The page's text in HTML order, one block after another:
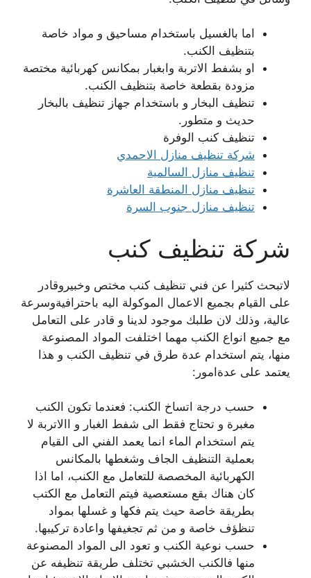
اما بالغسيل باستخدام مساحيق و مواد خاصة
بتنظيف الكنب.
او بشفط الاتربة وابغبار بمكانس كهربائية مختصة
مزودة بقطعة خاصة بتنظيف الكنب.
تنظيف البخار و باستخدام جهاز تنظيف بالبخار
حديث و متطور.
تنظيف كنب الوفرة
شركة تنظيف منازل الاحمدي
تنظيف منازل السالمية
تنظيف منازل المنطقة العاشرة
تنظيف منازل جنوب السرة
شركة تنظيف كنب
لاتبحث كثيرا عن فني تنظيف كنب مختص وخبيروقادر
على القيام بجميع الاعمال الموكولة اليه باحترافيةوسرعة
عالية، وذلك لان طلبك موجود لدينا و قادر على التعامل
مع جميع انواع الكنب مهما اختلفت المواد المصنوعة
منها، يتم استخدام عدة طرق في تنظيف الكنب و هذا
يعتمد على عدةامور:
حسب درجة اتساخ الكنب: فعندما تكون الكنب
مغبرة و تحتاج فقط الى شفط الغبار و االاتربة لا
يتم استخدام الماء انما يعمد الفني الى القيام
بعملية التنظيف الجاف وشغطها بالمكانس
الكهربائية المخصصة للتعامل مع الكنب، اما اذا
كان هناك بقع مستعصية فيتم التعامل مع الكتب
بطريقة خاصة حيث يتم فكها و غسلها بمواد
تنظؤف خاصة و من ثم تجغيفها واعادة تركيبها.
حسب نوعية الكنب و تعود الى المواد المصنوعة
منها فالكنب الخشبي تختلف طريقة تنظيفه عن